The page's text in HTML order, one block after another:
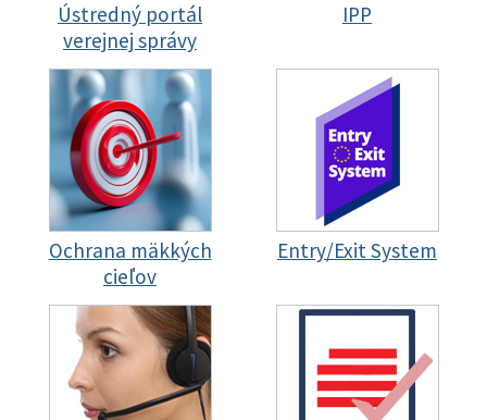
Ústredný portál
verejnej správy
IPP
Ochrana mäkkých
cieľov
Entry/Exit System